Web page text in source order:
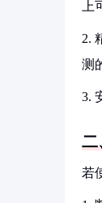
2.
测
3.
二
若